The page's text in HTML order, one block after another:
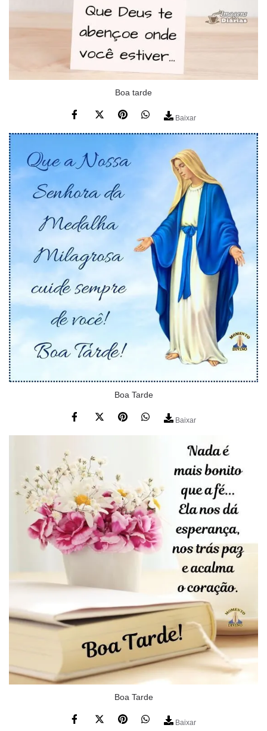
Boa tarde
Baixar
Boa Tarde
Baixar
Boa Tarde
Baixar